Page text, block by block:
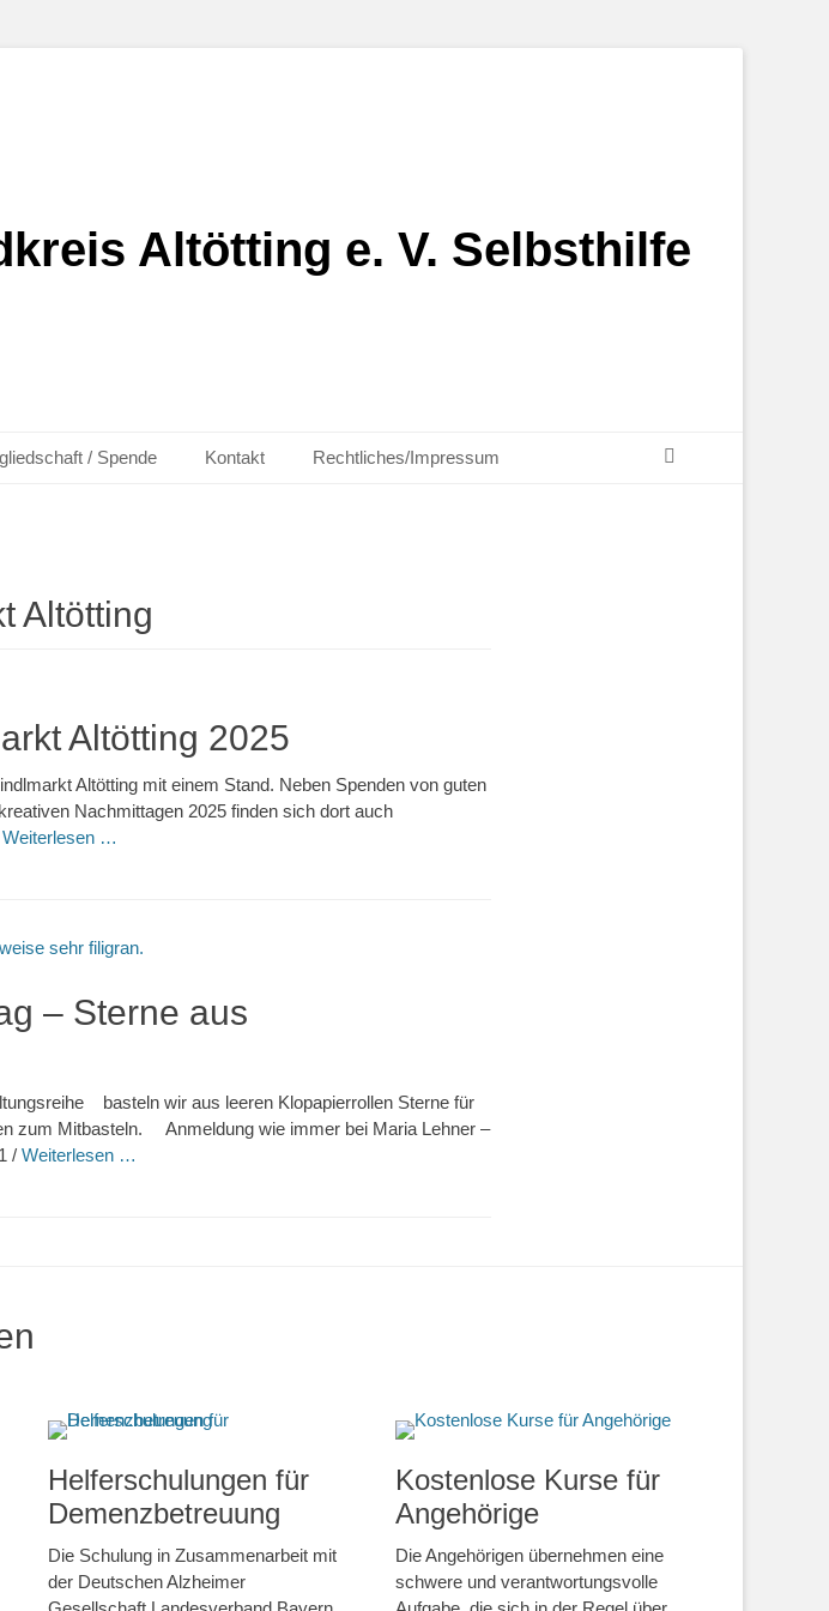
Altötting e. V. Selbsthilfe
/ Spende Kontakt Rechtliches/Impressum
Altötting
Altötting 2025
Altötting mit einem Stand. Neben Spenden von guten
Nachmittagen 2025 finden sich dort auch
Weiterlesen …
– Sterne aus
basteln wir aus leeren Klopapierrollen Sterne für
zum Mitbasteln. Anmeldung wie immer bei Maria Lehner –
/ Weiterlesen …
Helferschulungen für
Demenzbetreuung
Die Schulung in Zusammenarbeit mit
der Deutschen Alzheimer
Kostenlose Kurse für
Angehörige
Die Angehörigen übernehmen eine
schwere und verantwortungsvolle